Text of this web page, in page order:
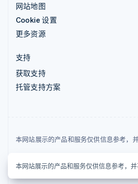
网站地图
Cookie 设置
更多资源
支持
获取支持
托管支持方案
本网站展示的产品和服务仅供信息参考，
© 2026 Stripe, LLC
本网站展示的产品和服务仅供信息参考，